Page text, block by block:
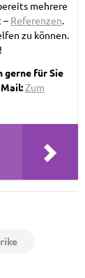
mehrere
– Referenzen.
zu können.
gerne für Sie
Zum